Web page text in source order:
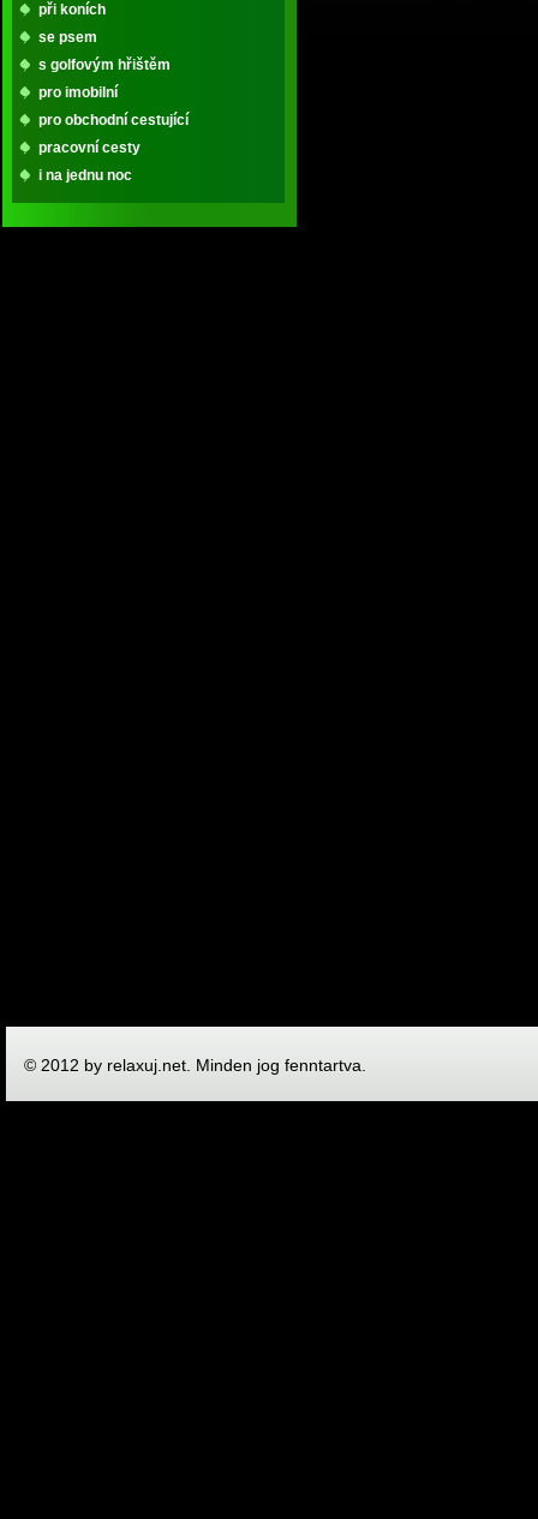
při koních
se psem
s golfovým hřištěm
pro imobilní
pro obchodní cestující
pracovní cesty
i na jednu noc
© 2012 by relaxuj.net. Minden jog fenntartva.